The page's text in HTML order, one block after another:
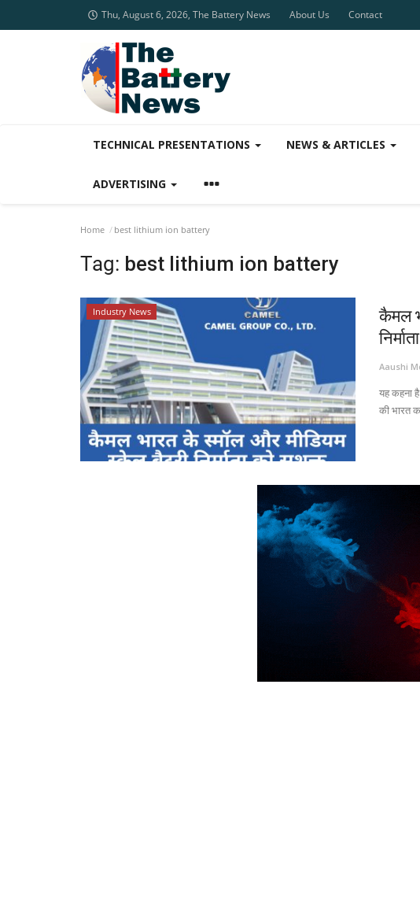
Thu, August 6, 2026, The Battery News About Us Contact
TECHNICAL PRESENTATIONS NEWS & ARTICLES
ADVERTISING
Home best lithium ion battery
Tag: best lithium ion battery
Industry News
कैमल
Aaushi
यह कहना
की भारत